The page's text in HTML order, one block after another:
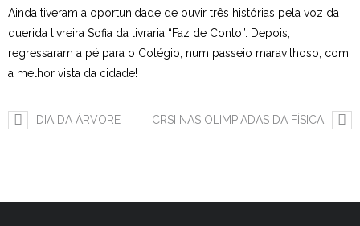
Utilidades
Estudar no CRSI
Ainda tiveram a oportunidade de ouvir três histórias pela voz da
querida livreira Sofia da livraria “Faz de Conto”. Depois,
regressaram a pé para o Colégio, num passeio maravilhoso, com
a melhor vista da cidade!
DIA DA ÁRVORE CRSI NAS OLIMPÍADAS DA FÍSICA